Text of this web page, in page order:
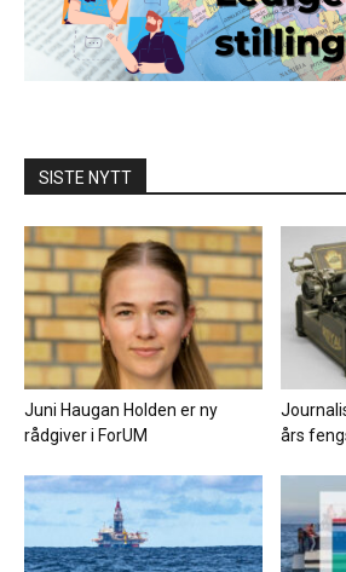
SISTE NYTT
Juni Haugan Holden er ny
rådgiver i ForUM
års